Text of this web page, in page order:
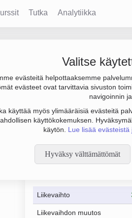
Tutka Analytiikka
Valitse
evästeitä helpottaaksemme
evästeet ovat tarvittavia sivuston
navigoinnin
käyttää myös ylimääräisiä evästeitä
käyttökokemuksen.
käytön. Lue lisää
Hyväksy välttämättömät
990 000 € ja henkilöstömäärä
yhtiömuoto Osakeyhtiö (OY).
Taloustiedot
Liikevaihto
Liikevaihdon muutos